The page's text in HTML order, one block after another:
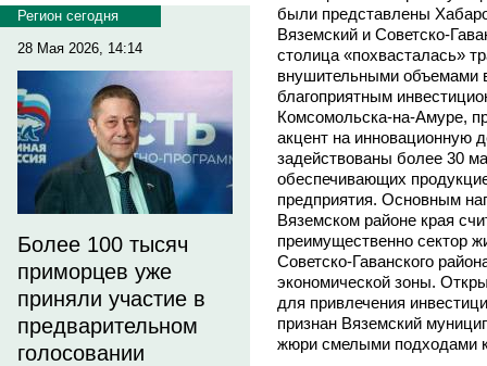
Регион сегодня
28 Мая 2026, 14:14
Более 100 тысяч
приморцев уже
приняли участие в
предварительном
голосовании
были представлены
Вяземский и Советско-
столица «похвасталась»
внушительными объемами
благоприятным
Комсомольска-на-Амуре,
акцент на инновационную
задействованы более 30
обеспечивающих
предприятия. Основным
Вяземском районе края
преимущественно сектор
Советско-Гаванского
экономической зоны.
для привлечения
признан Вяземский
жюри смелыми подходами